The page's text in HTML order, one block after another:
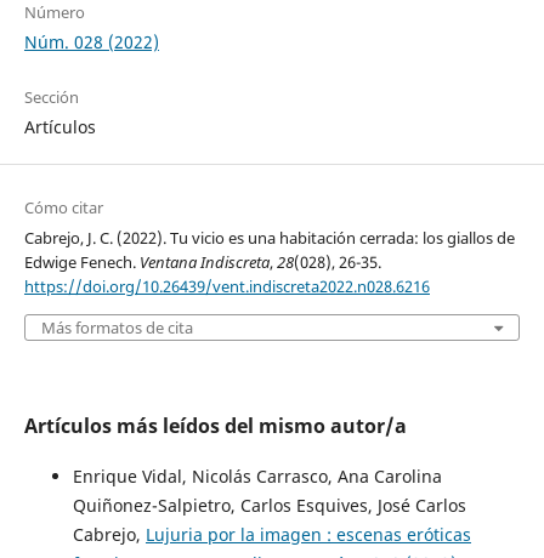
Número
Núm. 028 (2022)
Sección
Artículos
Cómo citar
Cabrejo, J. C. (2022). Tu vicio es una habitación cerrada: los giallos de
Edwige Fenech. Ventana Indiscreta,28(028), 26-35.
https://doi.org/10.26439/vent.indiscreta2022.n028.6216
Más formatos de cita
Artículos más leídos del mismo autor/a
Enrique Vidal, Nicolás Carrasco, Ana Carolina
Quiñonez-Salpietro, Carlos Esquives, José Carlos
Cabrejo, Lujuria por la imagen : escenas eróticas